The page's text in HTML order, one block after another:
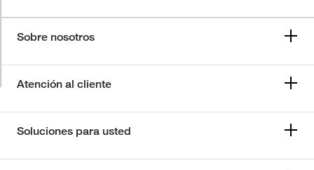
Sobre nosotros
Atención al cliente
Soluciones para usted